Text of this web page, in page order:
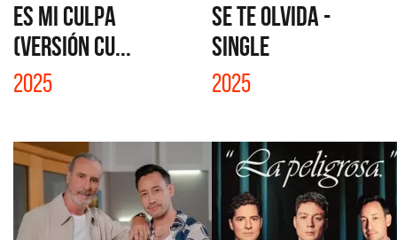
ES MI CULPA
(VERSIÓN CU...
2025
SE TE OLVIDA -
SINGLE
2025